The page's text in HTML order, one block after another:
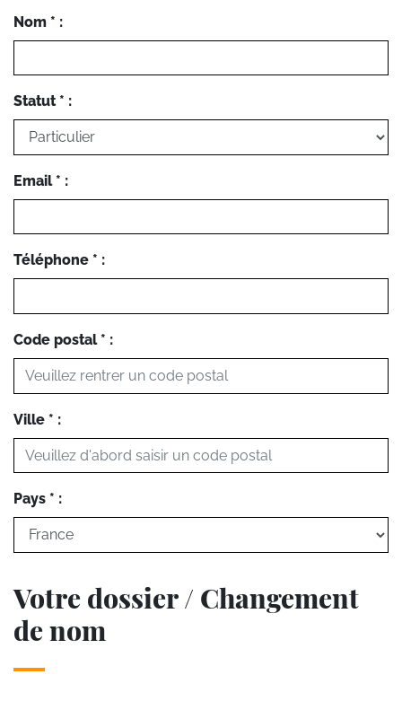
Nom * :
Statut * :
Email * :
Téléphone * :
Code postal * :
Ville * :
Pays * :
Votre dossier / Changement
de nom